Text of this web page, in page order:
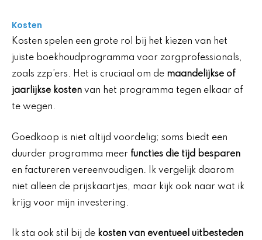
Kosten
Kosten spelen een grote rol bij het kiezen van het
juiste boekhoudprogramma voor zorgprofessionals,
zoals zzp’ers. Het is cruciaal om de maandelijkse of
jaarlijkse kosten van het programma tegen elkaar af
te wegen.
Goedkoop is niet altijd voordelig; soms biedt een
duurder programma meer functies die tijd besparen
en factureren vereenvoudigen. Ik vergelijk daarom
niet alleen de prijskaartjes, maar kijk ook naar wat ik
krijg voor mijn investering.
Ik sta ook stil bij de kosten van eventueel uitbesteden